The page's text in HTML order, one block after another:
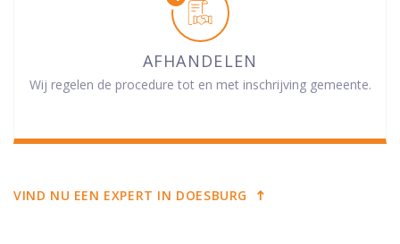
AFHANDELEN
Wij regelen de procedure tot en met inschrijving gemeente.
VIND NU EEN EXPERT IN DOESBURG